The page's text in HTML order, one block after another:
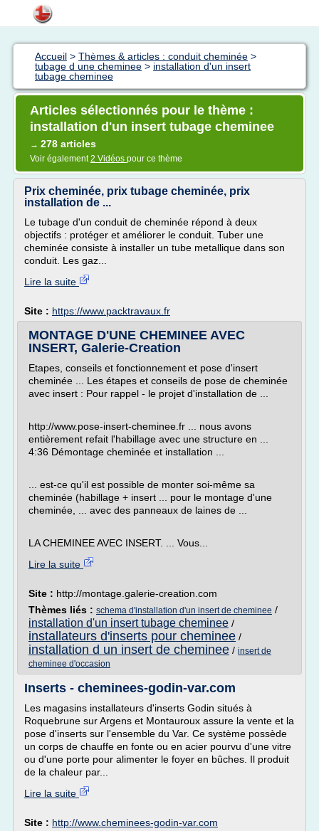
Accueil > Thèmes & articles : conduit cheminée >
tubage d une cheminee > installation d'un insert
tubage cheminee
Articles sélectionnés pour le thème :
installation d'un insert tubage cheminee
→ 278 articles
Voir également2 Vidéos pour ce thème
Prix cheminée, prix tubage cheminée, prix
installation de ...
Le tubage d'un conduit de cheminée répond à deux
objectifs : protéger et améliorer le conduit. Tuber une
cheminée consiste à installer un tube metallique dans son
conduit. Les gaz...
Lire la suite
Site : https://www.packtravaux.fr
MONTAGE D'UNE CHEMINEE AVEC
INSERT, Galerie-Creation
Etapes, conseils et fonctionnement et pose d'insert
cheminée ... Les étapes et conseils de pose de cheminée
avec insert : Pour rappel - le projet d'installation de ...
http://www.pose-insert-cheminee.fr ... nous avons
entièrement refait l'habillage avec une structure en ...
4:36 Démontage cheminée et installation ...
... est-ce qu'il est possible de monter soi-même sa
cheminée (habillage + insert ... pour le montage d'une
cheminée, ... avec des panneaux de laines de ...
LA CHEMINEE AVEC INSERT. ... Vous...
Lire la suite
Site : http://montage.galerie-creation.com
Thèmes liés : schema d'installation d'un insert de cheminee /
installation d'un insert tubage cheminee /
installateurs d'inserts pour cheminee /
installation d un insert de cheminee / insert de
cheminee d'occasion
Inserts - cheminees-godin-var.com
Les magasins installateurs d'inserts Godin situés à
Roquebrune sur Argens et Montauroux assure la vente et la
pose d'inserts sur l'ensemble du Var. Ce système possède
un corps de chauffe en fonte ou en acier pourvu d'une vitre
ou d'une porte pour alimenter le foyer en bûches. Il produit
de la chaleur par...
Lire la suite
Site : http://www.cheminees-godin-var.com